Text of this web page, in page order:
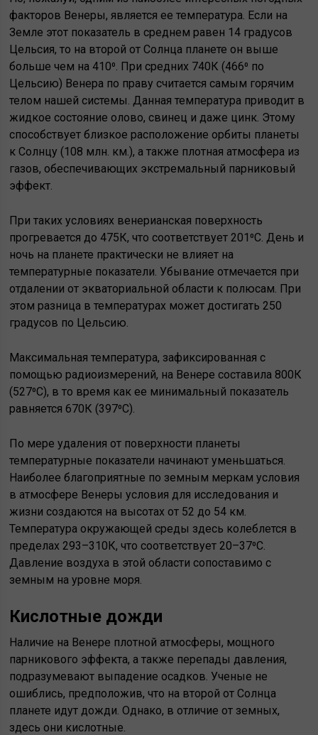
факторов Венеры, является ее температура. Если на
Земле этот показатель в среднем равен 14 градусов
Цельсия, то на второй от Солнца планете он выше
больше чем на 410⁰. При средних 740К (466⁰ по
Цельсию) Венера по праву считается самым горячим
телом нашей системы. Данная температура приводит в
жидкое состояние олово, свинец и даже цинк. Этому
способствует близкое расположение орбиты планеты
к Солнцу (108 млн. км.), а также плотная атмосфера из
газов, обеспечивающих экстремальный парниковый
эффект.
При таких условиях венерианская поверхность
прогревается до 475К, что соответствует 201⁰С. День и
ночь на планете практически не влияет на
температурные показатели. Убывание отмечается при
отдалении от экваториальной области к полюсам. При
этом разница в температурах может достигать 250
градусов по Цельсию.
Максимальная температура, зафиксированная с
помощью радиоизмерений, на Венере составила 800К
(527⁰С), в то время как ее минимальный показатель
равняется 670К (397⁰С).
По мере удаления от поверхности планеты
температурные показатели начинают уменьшаться.
Наиболее благоприятные по земным меркам условия
в атмосфере Венеры условия для исследования и
жизни создаются на высотах от 52 до 54 км.
Температура окружающей среды здесь колеблется в
пределах 293–310К, что соответствует 20–37⁰C.
Давление воздуха в этой области сопоставимо с
земным на уровне моря.
Кислотные дожди
Наличие на Венере плотной атмосферы, мощного
парникового эффекта, а также перепады давления,
подразумевают выпадение осадков. Ученые не
ошиблись, предположив, что на второй от Солнца
планете идут дожди. Однако, в отличие от земных,
здесь они кислотные.